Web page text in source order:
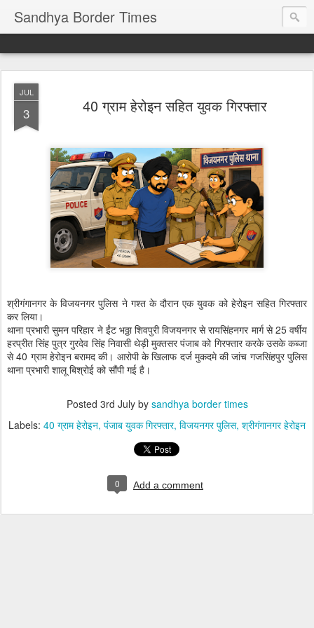
Sandhya Border Times
JUL
3 40 ग्राम हेरोइन सहित युवक गिरफ्तार
श्रीगंगानगर के विजयनगर पुलिस ने गश्त के दौरान एक युवक को हेरोइन सहित गिरफ्तार
कर लिया।
थाना प्रभारी सुमन परिहार ने ईंट भठ्ठा शिवपुरी विजयनगर से रायसिंहनगर मार्ग से 25 वर्षीय
हरप्रीत सिंह पुत्र गुरदेव सिंह निवासी थेड़ी मुक्तसर पंजाब को गिरफ्तार करके उसके कब्जा
से 40 ग्राम हेरोइन बरामद की। आरोपी के खिलाफ दर्ज मुकदमे की जांच गजसिंहपुर पुलिस
थाना प्रभारी शालू बिश्रोई को सौंपी गई है।
Posted 3rd Julyby sandhya border times
Labels: 40 ग्राम हेरोइन पंजाब युवक गिरफ्तार विजयनगर पुलिस श्रीगंगानगर हेरोइन
0 Add a comment